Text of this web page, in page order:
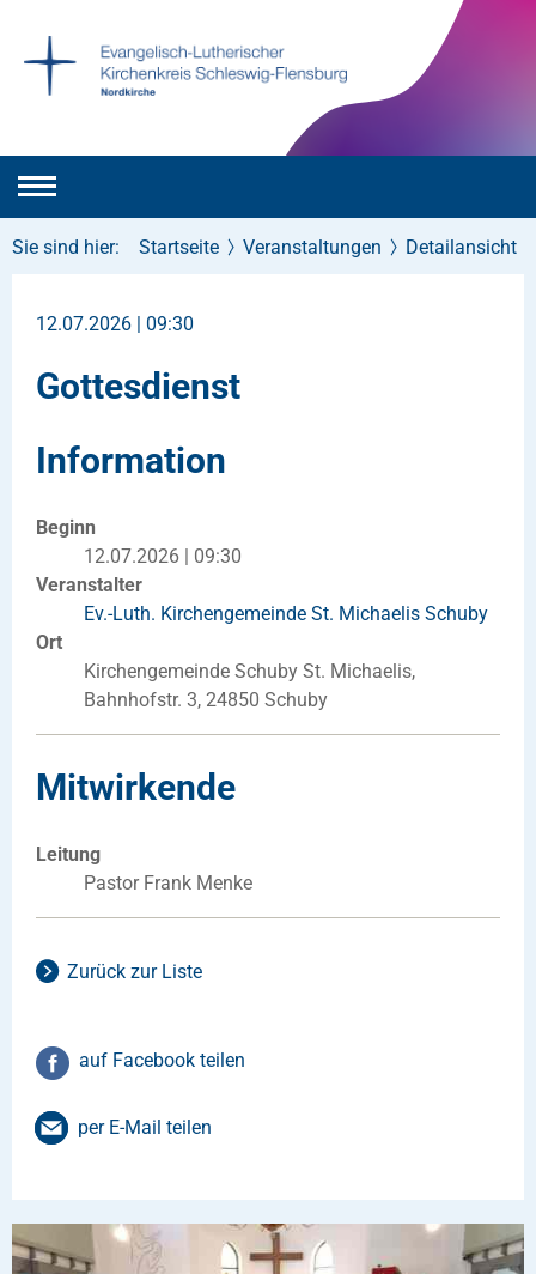
Sie sind hier: Startseite Veranstaltungen Detailansicht
12.07.2026 | 09:30
Gottesdienst
Information
Beginn
12.07.2026 | 09:30
Veranstalter
Ev.-Luth. Kirchengemeinde St. Michaelis Schuby
Ort
Kirchengemeinde Schuby St. Michaelis,
Bahnhofstr. 3, 24850 Schuby
Mitwirkende
Leitung
Pastor Frank Menke
Zurück zur Liste
auf Facebook teilen
per E-Mail teilen